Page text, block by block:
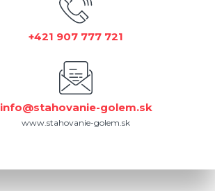
+421 907 777 721
info@stahovanie-golem.sk
www.stahovanie-golem.sk